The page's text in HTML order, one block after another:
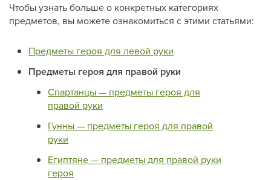
Чтобы узнать больше о конкретных категориях
предметов, вы можете ознакомиться с этими статьями:
Предметы героя для левой руки
Предметы героя для правой руки
Спартанцы — предметы героя для
правой руки
Гунны — предметы героя для правой
руки
Египтяне — предметы для правой руки
героя